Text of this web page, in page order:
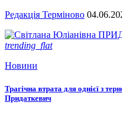
Редакція Терміново
trending_flat
Новини
Трагічна втрата для однієї з
Придаткевич